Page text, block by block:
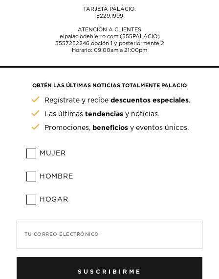
TARJETA PALACIO:
5229.1999
ATENCIÓN A CLIENTES
elpalaciodehierro.com (555PALACIO)
5557252246opción 1 y posteriormente 2
Horario: 09:00am a 21:00pm
OBTÉN LAS ÚLTIMAS NOTICIAS TOTALMENTE PALACIO
Regístrate y recibedescuentos especiales.
Las últimastendencias y noticias.
Promociones, beneficios y eventos únicos.
MUJER
HOMBRE
HOGAR
TU CORREO ELECTRÓNICO
SUSCRIBIRME